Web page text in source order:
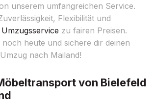
unserem umfangreichen Service.
Flexibilität und
Umzugsservice zu fairen Preisen.
heute und sichere dir deinen
nach Mailand!
von Bielefeld